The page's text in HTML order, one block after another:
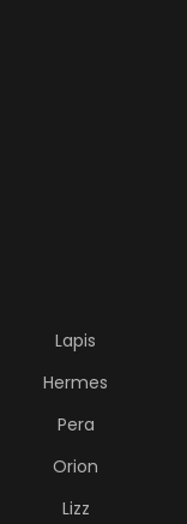
Lapis
Hermes
Pera
Orion
Lizz